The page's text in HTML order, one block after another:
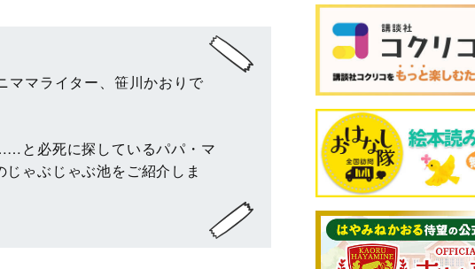
ママライター、笹川かおりで
と必死に探しているパパ・マ
ゃぶじゃぶ池をご紹介しま